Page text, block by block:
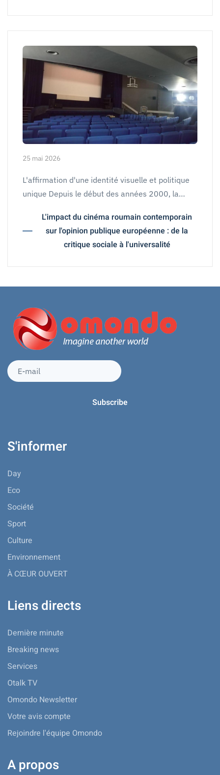
25 mai 2026
L'affirmation d'une identité visuelle et politique
unique Depuis le début des années 2000, la…
L'impact du cinéma roumain contemporain
sur l'opinion publique européenne : de la
critique sociale à l'universalité
S'informer
Day
Eco
Société
Sport
Culture
Environnement
À CŒUR OUVERT
Liens directs
Dernière minute
Breaking news
Services
Otalk TV
Omondo Newsletter
Votre avis compte
Rejoindre l'équipe Omondo
A propos